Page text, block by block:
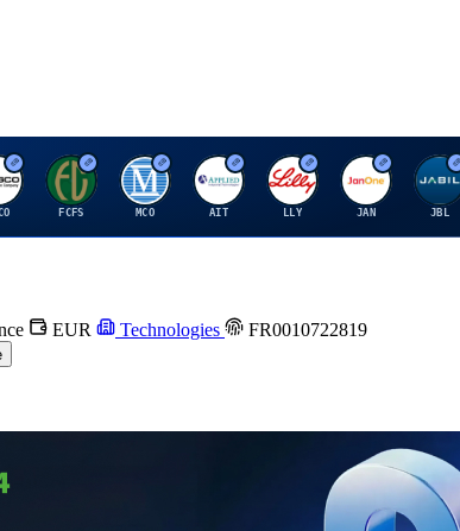
F
FCFS
M
MCO
A
AIT
E
LLY
J
JAN
J
JBL
EUR Technologies FR0010722819